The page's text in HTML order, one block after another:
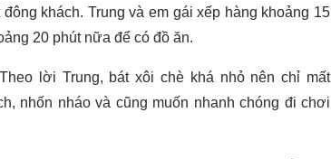
khách. Trung và em gái xếp hàng khoảng 15
20 phút nữa để có đồ ăn.
lời Trung, bát xôi chè khá nhỏ nên chỉ mất
nhốn nháo và cũng muốn nhanh chóng đi chơi